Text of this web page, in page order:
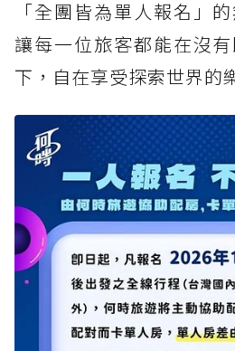
「全團皆為單人報名」
讓每一位旅客都能在沒
下，自在享受探索世界的